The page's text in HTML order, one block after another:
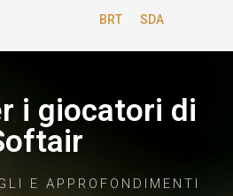
BRT SDA
i giocatori di
E APPROFONDIMENTI